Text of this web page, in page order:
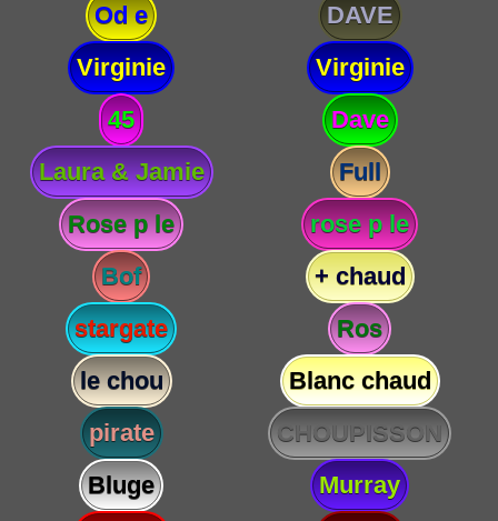
Od e
DAVE
Virginie
Virginie
45
Dave
Laura & Jamie
Full
Rose p le
rose p le
Bof
+ chaud
stargate
Ros
le chou
Blanc chaud
pirate
CHOUPISSON
Bluge
Murray